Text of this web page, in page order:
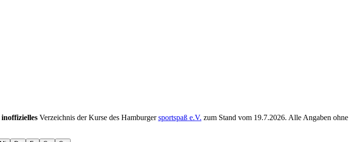
inoffiziellesVerzeichnis der Kurse des Hamburgersportspaß e.V. zum Stand vom 19.7.2026. Alle Angaben ohne